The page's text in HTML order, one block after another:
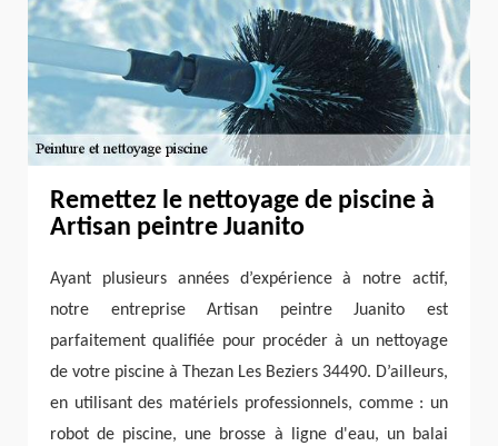
Remettez le nettoyage de piscine à
Artisan peintre Juanito
Ayant plusieurs années d’expérience à notre actif,
notre entreprise Artisan peintre Juanito est
parfaitement qualifiée pour procéder à un nettoyage
de votre piscine à Thezan Les Beziers 34490. D’ailleurs,
en utilisant des matériels professionnels, comme : un
robot de piscine, une brosse à ligne d'eau, un balai